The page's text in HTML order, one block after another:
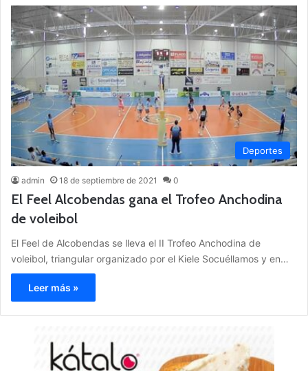
Deportes
admin 18 de septiembre de 2021 0
El Feel Alcobendas gana el Trofeo Anchodina
de voleibol
El Feel de Alcobendas se lleva el II Trofeo Anchodina de
voleibol, triangular organizado por el Kiele Socuéllamos y en…
Leer más »